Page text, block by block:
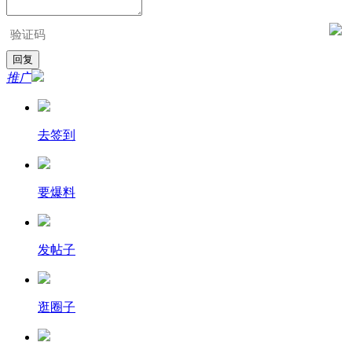
推广
去签到
要爆料
发帖子
逛圈子